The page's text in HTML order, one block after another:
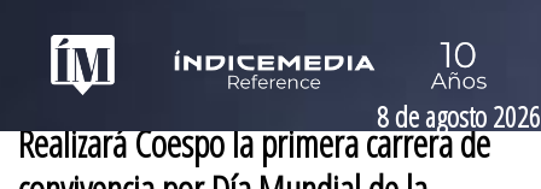
8 de agosto 2026
Realizará Coespo la primera carrera de